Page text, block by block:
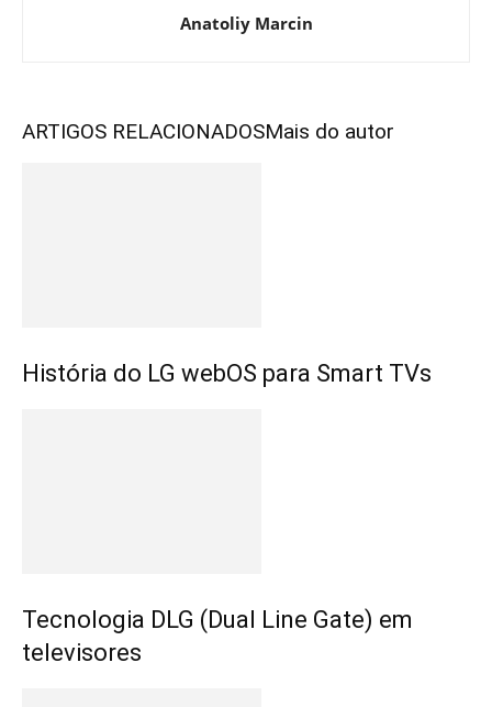
Anatoliy Marcin
ARTIGOS RELACIONADOSMais do autor
História do LG webOS para Smart TVs
Tecnologia DLG (Dual Line Gate) em
televisores